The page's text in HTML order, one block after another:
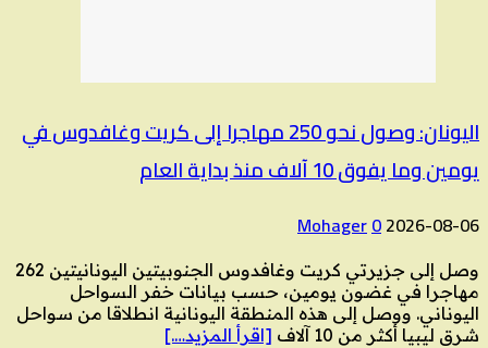
اليونان: وصول نحو 250 مهاجرا إلى كريت وغافدوس في
يومين وما يفوق 10 آلاف منذ بداية العام
2026-08-06
Mohager0
وصل إلى جزيرتي كريت وغافدوس الجنوبيتين اليونانيتين 262
مهاجرا في غضون يومين، حسب بيانات خفر السواحل
اليوناني. ووصل إلى هذه المنطقة اليونانية انطلاقا من سواحل
شرق ليبيا أكثر من 10 آلاف
[اقرأ المزيد….]